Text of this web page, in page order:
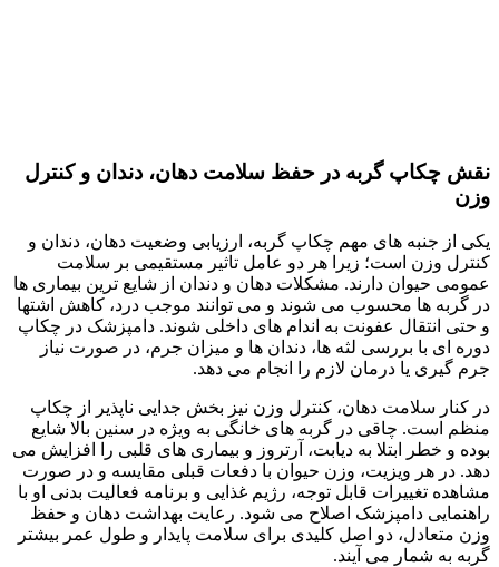
نقش چکاپ گربه در حفظ سلامت دهان، دندان و کنترل
وزن
یکی از جنبه‌ های مهم چکاپ گربه، ارزیابی وضعیت دهان، دندان و
کنترل وزن است؛ زیرا هر دو عامل تاثیر مستقیمی بر سلامت
عمومی حیوان دارند. مشکلات دهان و دندان از شایع‌ ترین بیماری‌ ها
در گربه‌ ها محسوب می‌ شوند و می‌ توانند موجب درد، کاهش اشتها
و حتی انتقال عفونت به اندام‌ های داخلی شوند. دامپزشک در چکاپ
دوره‌ ای با بررسی لثه‌ ها، دندان‌ ها و میزان جرم، در صورت نیاز
جرم‌ گیری یا درمان لازم را انجام می‌ دهد.
در کنار سلامت دهان، کنترل وزن نیز بخش جدایی‌ ناپذیر از چکاپ
منظم است. چاقی در گربه‌ های خانگی به‌ ویژه در سنین بالا شایع
بوده و خطر ابتلا به دیابت، آرتروز و بیماری‌ های قلبی را افزایش می‌
دهد. در هر ویزیت، وزن حیوان با دفعات قبلی مقایسه و در صورت
مشاهده تغییرات قابل‌ توجه، رژیم غذایی و برنامه فعالیت بدنی او با
راهنمایی دامپزشک اصلاح می‌ شود. رعایت بهداشت دهان و حفظ
وزن متعادل، دو اصل کلیدی برای سلامت پایدار و طول عمر بیشتر
گربه به‌ شمار می‌ آیند.